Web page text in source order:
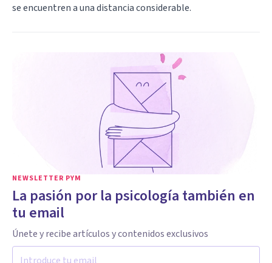
se encuentren a una distancia considerable.
NEWSLETTER PYM
La pasión por la psicología también en
tu email
Únete y recibe artículos y contenidos exclusivos